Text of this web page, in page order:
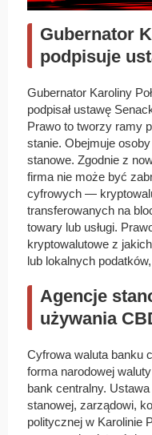
Gubernator
podpisuje
Gubernator Karoliny
podpisał ustawę
Prawo to tworzy ramy
stanie. Obejmuje
stanowe. Zgodnie z
firma nie może być
cyfrowych —
transferowanych na
towary lub usługi.
kryptowalutowe z
lub lokalnych
Agencje
używania
Cyfrowa waluta banku
forma narodowej
bank centralny.
stanowej, zarządowi,
politycznej w Karolinie